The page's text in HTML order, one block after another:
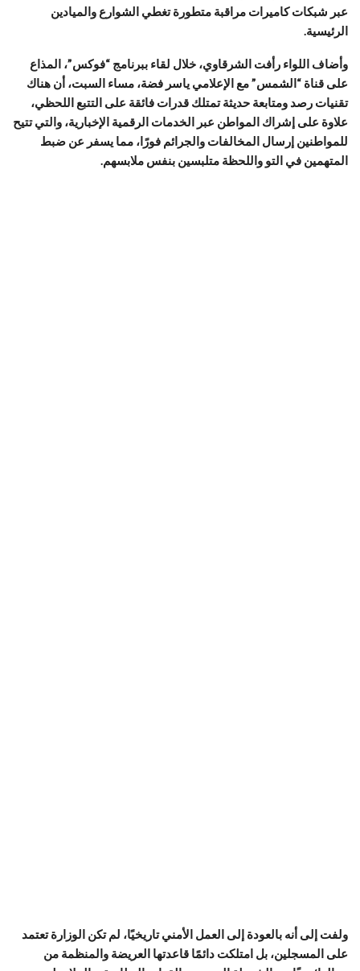
عبر شبكات كاميرات مراقبة متطورة تغطي الشوارع والميادين
الرئيسية.
وأضاف اللواء رأفت الشرقاوي، خلال لقاء ببرنامج “فوكس”، المذاع
على قناة “الشمس” مع الإعلامي ياسر فضة، مساء السبت، أن هناك
تقنيات رصد ومتابعة حديثة تمتلك قدرات فائقة على التتبع اللحظي،
علاوة على إشراك المواطن عبر الخدمات الرقمية الإخبارية، والتي تتيح
للمواطنين إرسال المخالفات والجرائم فورًا، مما يسفر عن ضبط
المتهمين في التو واللحظة متلبسين بنفس ملابسهم.
ولفت إلى أنه بالعودة إلى العمل الأمني تاريخيًا، لم تكن الوزارة تعتمد
على المسجلين، بل امتلكت دائمًا قاعدتها العريضة والمنظمة من